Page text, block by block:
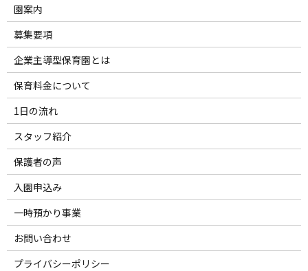
園案内
募集要項
企業主導型保育園とは
保育料金について
1日の流れ
スタッフ紹介
保護者の声
入園申込み
一時預かり事業
お問い合わせ
プライバシーポリシー